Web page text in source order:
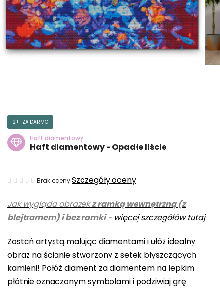
Jak wygląda obrazekz ramką wewnętrzną (z
blejtramem) i bez ramki- więcej szczegółów tutaj
Zostań artystą malując diamentami i ułóż idealny
obraz na ścianie stworzony z setek błyszczących
kamieni! Połóż diament za diamentem na lepkim
płótnie oznaczonym symbolami i podziwiaj grę
2+1 ZA DARMO
Haft diamentowy
Haft diamentowy - Opadłe liście
Średnia
produktu
wynosi
na
5
gwiazdek.
Brak ocenySzczegóły oceny